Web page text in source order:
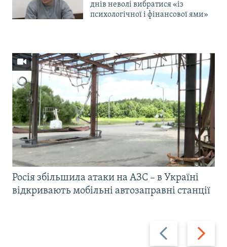
днів неволі вибратися «із
психологічної і фінансової ями»
Назад Вперед
Росія збільшила атаки на АЗС – в Україні
відкривають мобільні автозаправні станції